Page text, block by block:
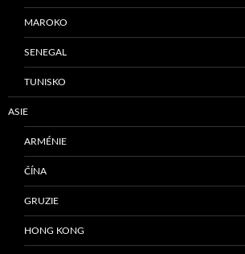
MAROKO
SENEGAL
TUNISKO
ASIE
ARMÉNIE
ČÍNA
GRUZIE
HONG KONG